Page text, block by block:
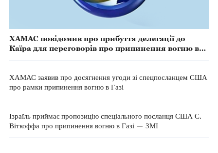
ХАМАС повідомив про прибуття делегації до
Каїра для переговорів про припинення вогню в
ХАМАС заявив про досягнення угоди зі спецпосланцем США
про рамки припинення вогню в Газі
Ізраїль приймає пропозицію спеціального посланця США С.
Віткоффа про припинення вогню в Газі — ЗМІ